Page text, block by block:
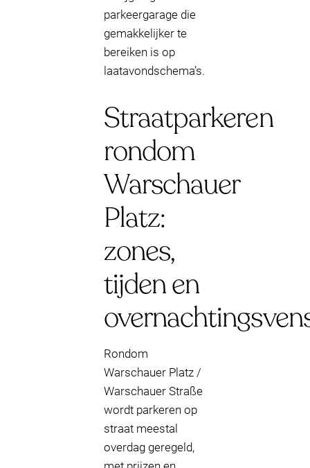
parkeergarage die
gemakkelijker te
bereiken is op
laatavondschema’s.
Straatparkeren
rondom
Warschauer
Platz:
zones,
tijden en
Rondom
Warschauer Platz /
Warschauer Straße
wordt parkeren op
straat meestal
overdag geregeld,